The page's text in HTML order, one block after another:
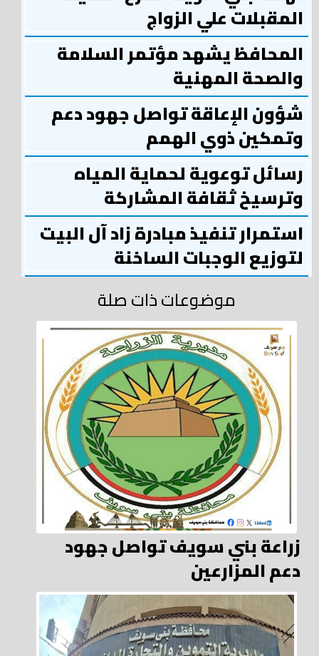
المقبلات علي الزواج
المحافظ يشهد مؤتمر السلامة
والصحة المهنية
شؤون الإعاقة تواصل جهود دعم
وتمكين ذوي الهمم
رسائل توعوية لحماية المياه
وترسيخ ثقافة المشاركة
استمرار تنفيذ مبادرة زاد آل البيت
لتوزيع الوجبات الساخنة
موضوعات ذات صلة
زراعة بني سويف تواصل جهود
دعم المزارعين